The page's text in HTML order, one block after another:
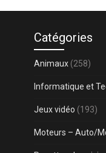
Catégories
Animaux (258)
Informatique et
Jeux vidéo (193)
Moteurs – Auto/